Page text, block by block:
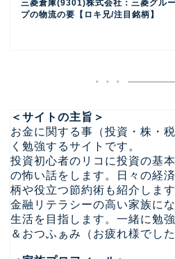
三菱倉庫(9301)株式会社：三菱グルー
プの物流の要【ロキ兄/注目銘柄】
＜サイトの主旨＞
お金に関する事（投資・株・
く勉強するサイトです。
投資初心者のリコに投資の基
の怖い話をします。日々の経
柄や役立つ節約術も紹介します
金融リテラシーの高い家族に
生活を目指します。一緒に勉
＆おつふぁみ（お疲れ様でした